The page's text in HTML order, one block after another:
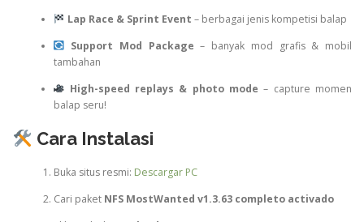
Lap Race & Sprint Event – berbagai jenis kompetisi balap
Support Mod Package – banyak mod grafis & mobil
tambahan
High-speed replays & photo mode – capture momen
balap seru!
Cara Instalasi
Buka situs resmi: Descargar PC
Cari paket NFS MostWanted v1.3.63 completo activado